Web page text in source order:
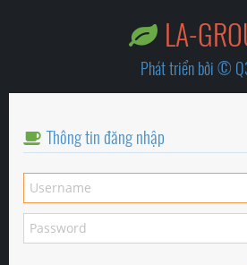
LA-
Phát triển bởi ©
Thông tin đăng nhập